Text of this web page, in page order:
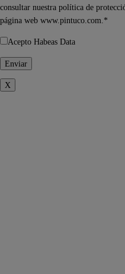
consultar nuestra política de
página web www.pintuco.com.*
Acepto Habeas Data
X